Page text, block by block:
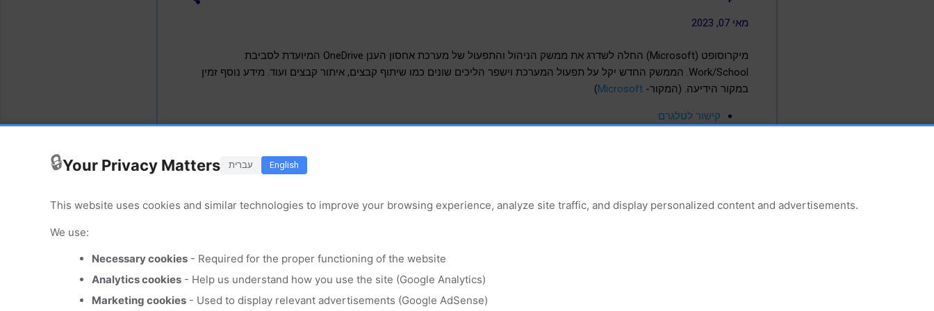
מאי 07, 2023
מיקרוסופט (Microsoft) החלה לשדרג את ממשק הניהול והתפעול של מערכת אחסון הענן OneDrive המיועדת לסביבת
Work/School. הממשק החדש יקל על תפעול המערכת וישפר הליכים שונים כמו שיתוף קבצים, איתור קבצים ועוד. מידע נוסף זמין
במקור הידיעה. (המקור- Microsoft
)
קישור לטלגרם
‏מופעל על ידי Blogger
🔒Your Privacy Matters עברית English
This website uses cookies and similar technologies to improve your browsing experience, analyze site traffic, and display personalized content and advertisements.
We use:
Necessary cookies - Required for the proper functioning of the website
Analytics cookies - Help us understand how you use the site (Google Analytics)
Marketing cookies - Used to display relevant advertisements (Google AdSense)